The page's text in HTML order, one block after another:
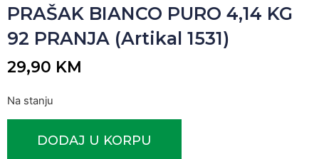
PRAŠAK BIANCO PURO 4,14 KG
92 PRANJA (Artikal 1531)
29,90 KM
Na stanju
DODAJ U KORPU